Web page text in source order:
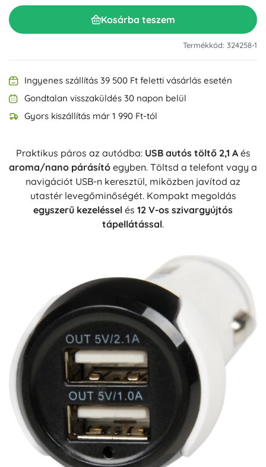
Kosárba teszem
Termékkód: 324258-1
Ingyenes szállítás 39 500 Ft feletti vásárlás esetén
Gondtalan visszaküldés 30 napon belül
Gyors kiszállítás már 1 990 Ft-tól
Praktikus páros az autódba: USB autós töltő 2,1 Aés
aroma/nano párásító egyben. Töltsd a telefont vagy a
navigációt USB-n keresztül, miközben javítod az
utastér levegőminőségét. Kompakt megoldás
egyszerű kezeléssel és 12 V-os szivargyújtós
tápellátással.